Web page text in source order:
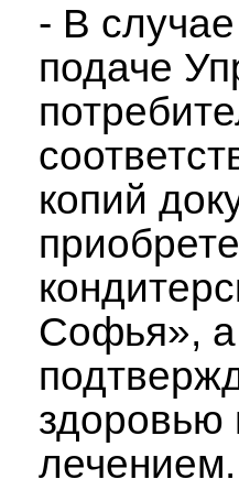
- В
подаче
копий
Софья», а
здоровью
лечением.